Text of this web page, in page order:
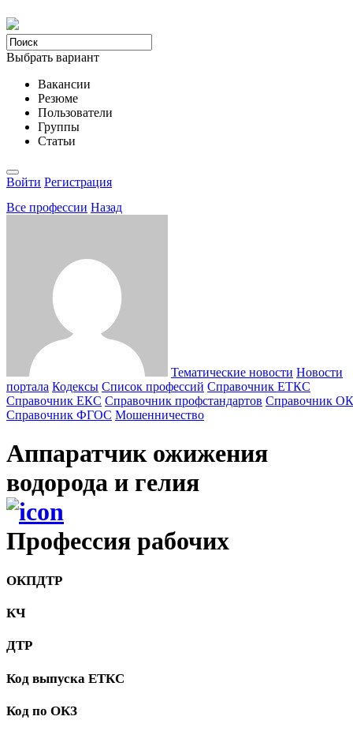
Выбрать вариант
Вакансии
Резюме
Пользователи
Группы
Статьи
Войти Регистрация
Все професcии Назад
Тематические новости Новости
портала Кодексы Cписок профессий Справочник ЕТКС
Справочник ЕКС Справочник профстандартов Справочник
Справочник ФГОС Мошенничество
Аппаратчик ожижения
водорода и гелия
Профессия рабочих
ОКПДТР
КЧ
ДТР
Код выпуска ЕТКС
Код по ОКЗ